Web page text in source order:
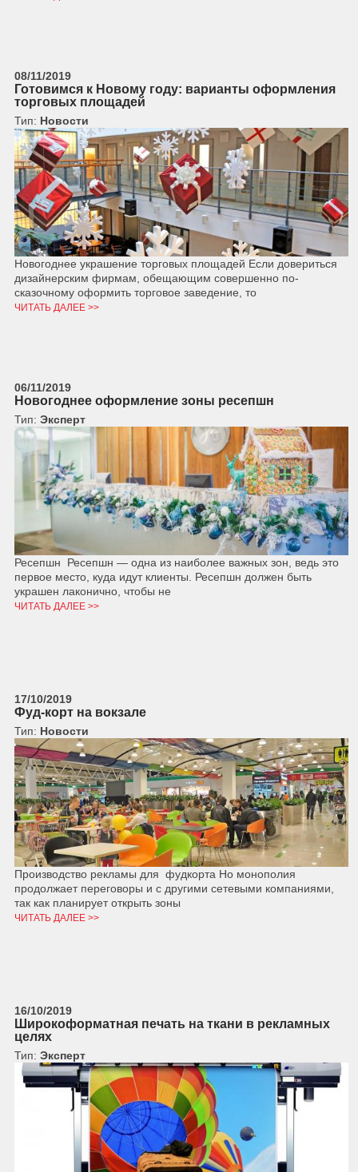
08/11/2019
Готовимся к Новому году: варианты оформления
торговых площадей
Тип: Новости
Новогоднее украшение торговых площадей Если довериться
дизайнерским фирмам, обещающим совершенно по-
сказочному оформить торговое заведение, то
ЧИТАТЬ ДАЛЕЕ >>
06/11/2019
Новогоднее оформление зоны ресепшн
Тип: Эксперт
Ресепшн Ресепшн — одна из наиболее важных зон, ведь это
первое место, куда идут клиенты. Ресепшн должен быть
украшен лаконично, чтобы не
ЧИТАТЬ ДАЛЕЕ >>
17/10/2019
Фуд-корт на вокзале
Тип: Новости
Производство рекламы для фудкорта Но монополия
продолжает переговоры и с другими сетевыми компаниями,
так как планирует открыть зоны
ЧИТАТЬ ДАЛЕЕ >>
16/10/2019
Широкоформатная печать на ткани в рекламных
целях
Тип: Эксперт